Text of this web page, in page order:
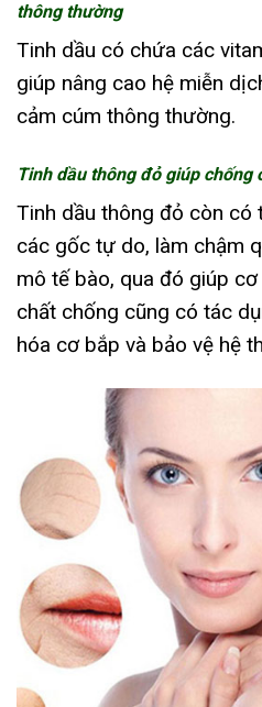
thông thường
Tinh dầu có chứa các
giúp nâng cao hệ miễn
cảm cúm thông thường.
Tinh dầu thông đỏ giúp chống
Tinh dầu thông đỏ còn có
các gốc tự do, làm chậm
mô tế bào, qua đó giúp
chất chống cũng có tác
hóa cơ bắp và bảo vệ hệ